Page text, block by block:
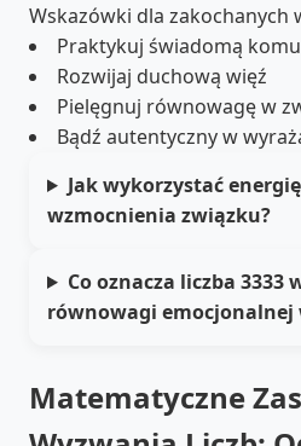
Wskazówki dla zakochanych
Praktykuj świadomą
Rozwijaj duchową więź
Pielęgnuj równowagę w
Bądź autentyczny w
Jak wykorzystać
wzmocnienia związku?
Co oznacza liczba 3333
równowagi emocjonalnej
Matematyczne